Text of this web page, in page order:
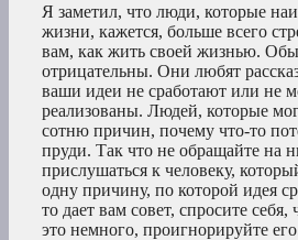
Я заметил, что люди, которые
жизни, кажется, больше всего
вам, как жить своей жизнью.
отрицательны. Они любят
ваши идеи не сработают или не
реализованы. Людей, которые
сотню причин, почему что-то
пруди. Так что не обращайте на
прислушаться к человеку,
одну причину, по которой идея
то дает вам совет, спросите себя,
это немного, проигнорируйте